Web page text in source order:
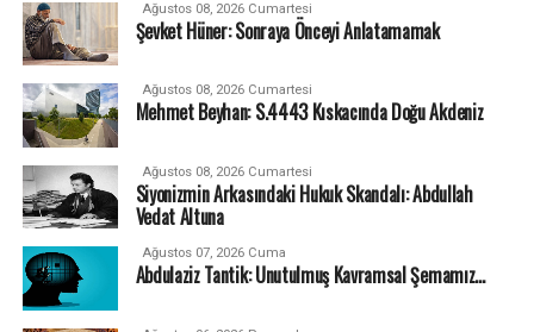
Ağustos 08, 2026 Cumartesi
Şevket Hüner: Sonraya Önceyi Anlatamamak
Ağustos 08, 2026 Cumartesi
Mehmet Beyhan: S.4443 Kıskacında Doğu Akdeniz
Ağustos 08, 2026 Cumartesi
Siyonizmin Arkasındaki Hukuk Skandalı: Abdullah
Vedat Altuna
Ağustos 07, 2026 Cuma
Abdulaziz Tantik: Unutulmuş Kavramsal Şemamız…